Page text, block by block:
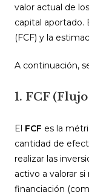
valor actual de
capital aportado.
(FCF) y la
A continuación,
1. FCF
El FCF es la
cantidad de
realizar las
activo a valorar
financiación